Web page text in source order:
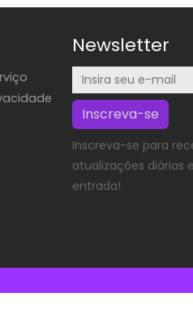
Newsletter
Inscreva-se
Inscreva-se para
atualizações diárias
entrada!